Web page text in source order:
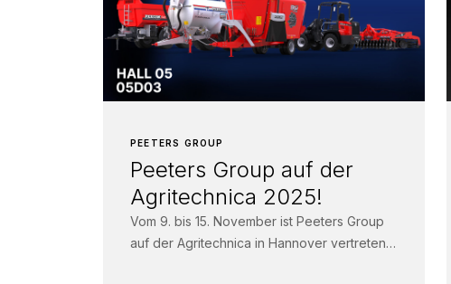
PEETERS GROUP
Peeters Group auf der
Agritechnica 2025!
Vom 9. bis 15. November ist Peeters Group
auf der Agritechnica in Hannover vertreten!